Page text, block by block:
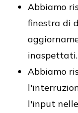
Abbiamo
finestra di
inaspettati.
Abbiamo
l'input